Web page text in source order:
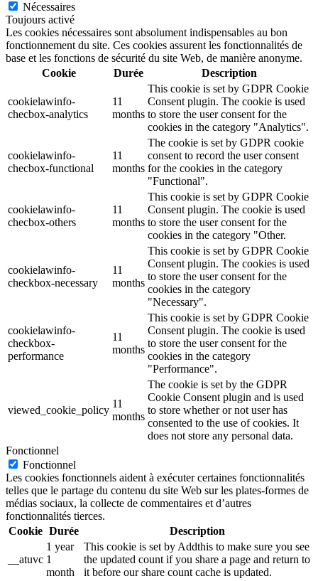
Nécessaires
Toujours activé
Les cookies nécessaires sont absolument indispensables au bon
fonctionnement du site. Ces cookies assurent les fonctionnalités de
base et les fonctions de sécurité du site Web, de manière anonyme.
Cookie
Durée Description
cookielawinfo-
checbox-analytics
11
months
This cookie is set by GDPR Cookie
Consent plugin. The cookie is used
to store the user consent for the
cookies in the category "Analytics".
cookielawinfo-
checbox-functional
11
months
The cookie is set by GDPR cookie
consent to record the user consent
for the cookies in the category
"Functional".
cookielawinfo-
checbox-others
11
months
This cookie is set by GDPR Cookie
Consent plugin. The cookie is used
to store the user consent for the
cookies in the category "Other.
cookielawinfo-
checkbox-necessary
11
months
This cookie is set by GDPR Cookie
Consent plugin. The cookies is used
to store the user consent for the
cookies in the category
"Necessary".
cookielawinfo-
checkbox-
performance
11
months
This cookie is set by GDPR Cookie
Consent plugin. The cookie is used
to store the user consent for the
cookies in the category
"Performance".
viewed_cookie_policy
11
months
The cookie is set by the GDPR
Cookie Consent plugin and is used
to store whether or not user has
consented to the use of cookies. It
does not store any personal data.
Fonctionnel
Fonctionnel
Les cookies fonctionnels aident à exécuter certaines fonctionnalités
telles que le partage du contenu du site Web sur les plates-formes de
médias sociaux, la collecte de commentaires et d’autres
fonctionnalités tierces.
Cookie Durée Description
__atuvc
1 year
1
month
This cookie is set by Addthis to make sure you see
the updated count if you share a page and return to
it before our share count cache is updated.